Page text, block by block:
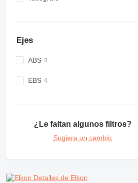
Ejes
ABS
EBS
¿Le faltan algunos filtros?
Sugiera un cambio
Detalles de Elkon